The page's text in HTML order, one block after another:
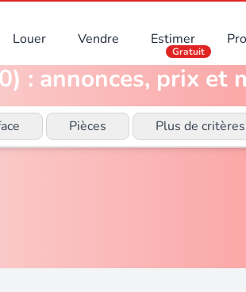
Louer Vendre Estimer
Gratuit
: annonces, prix et
Pièces Plus de critères